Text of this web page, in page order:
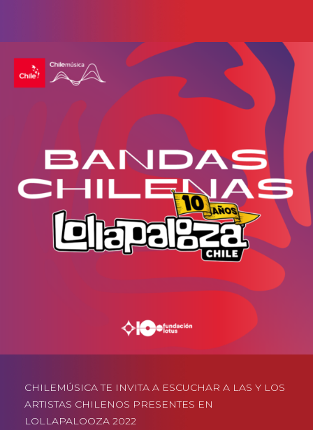
CHILEMÚSICA TE INVITA A ESCUCHAR A LAS Y LOS
ARTISTAS CHILENOS PRESENTES EN
LOLLAPALOOZA 2022